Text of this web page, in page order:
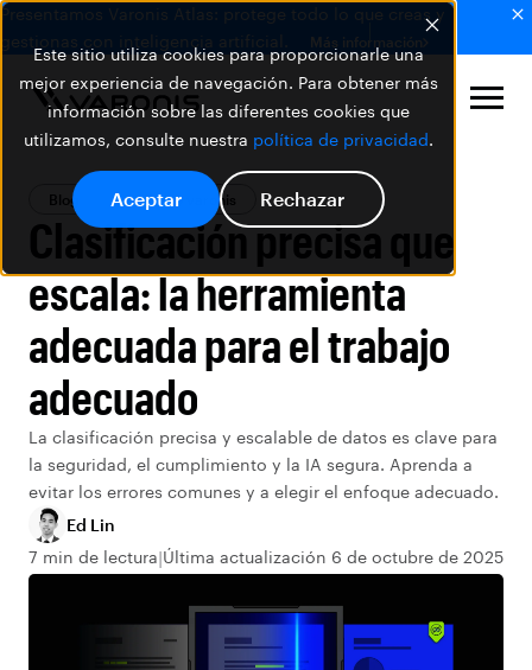
Este sitio utiliza cookies para proporcionarle una
mejor experiencia de navegación. Para obtener más
información sobre las diferentes cookies que
utilizamos, consulte nuestra política de privacidad.
Aceptar Rechazar
Presentamos Varonis Atlas: protege todo lo que creas y
gestionas con inteligencia artificial.
Más información
Blog producto varonis
Clasificación precisa que
escala: la herramienta
adecuada para el trabajo
adecuado
La clasificación precisa y escalable de datos es clave para
la seguridad, el cumplimiento y la IA segura. Aprenda a
evitar los errores comunes y a elegir el enfoque adecuado.
Ed Lin
7 min de lectura Última actualización 6 de octubre de 2025